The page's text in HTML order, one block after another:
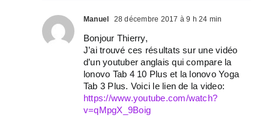
Manuel 28 décembre 2017 à 9 h 24 min
Bonjour Thierry,
J’ai trouvé ces résultats sur une vidéo
d’un youtuber anglais qui compare la
lonovo Tab 4 10 Plus et la lonovo Yoga
Tab 3 Plus. Voici le lien de la video:
https://www.youtube.com/watch?
v=qMpgX_9Boig